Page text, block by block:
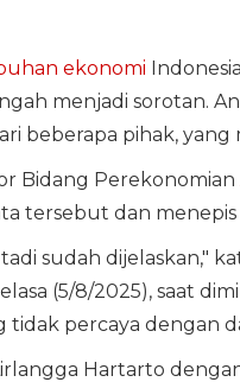
ekonomi
menjadi sorotan.
beberapa pihak, yang
Bidang Perekonomian
tersebut dan
sudah dijelaskan,"
(5/8/2025), saat
tidak percaya dengan
Hartarto